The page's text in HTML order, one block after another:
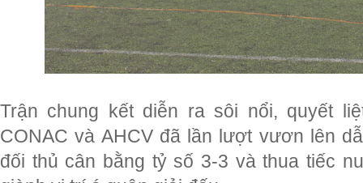
Trận chung kết diễn ra sôi nổi, quyết
CONAC và AHCV đã lần lượt vươn lên
đối thủ cân bằng tỷ số 3-3 và thua tiếc